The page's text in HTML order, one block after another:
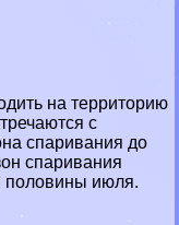
на территорию
с
спаривания до
спаривания
половины июля.